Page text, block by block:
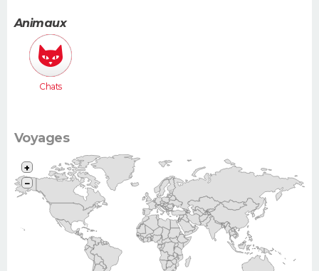
(Megane,
307...)
Animaux
Chats
Voyages
+
−